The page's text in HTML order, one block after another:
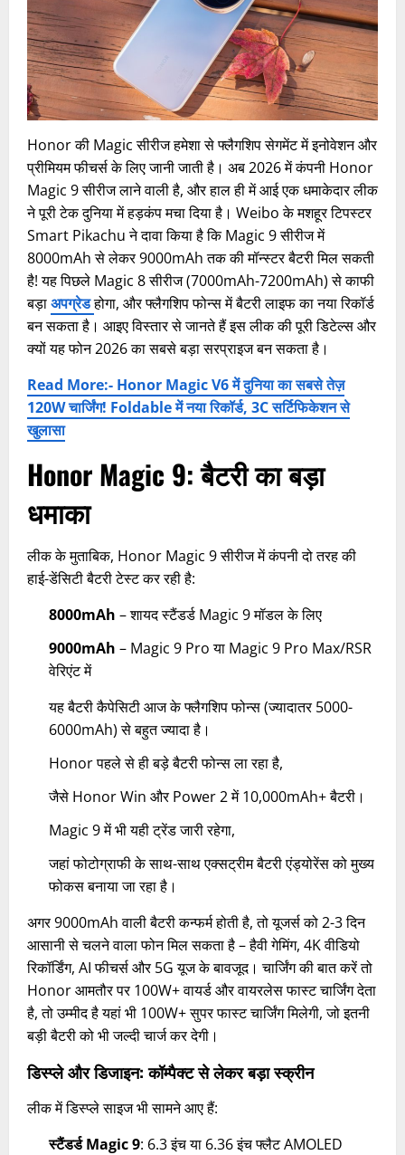
Honor की Magic सीरीज हमेशा से फ्लैगशिप सेगमेंट में इनोवेशन और
प्रीमियम फीचर्स के लिए जानी जाती है। अब 2026 में कंपनी Honor
Magic 9 सीरीज लाने वाली है, और हाल ही में आई एक धमाकेदार लीक
ने पूरी टेक दुनिया में हड़कंप मचा दिया है। Weibo के मशहूर टिपस्टर
Smart Pikachu ने दावा किया है कि Magic 9 सीरीज में
8000mAh से लेकर 9000mAh तक की मॉन्स्टर बैटरी मिल सकती
है! यह पिछले Magic 8 सीरीज (7000mAh-7200mAh) से काफी
बड़ाअपग्रेडहोगा, और फ्लैगशिप फोन्स में बैटरी लाइफ का नया रिकॉर्ड
बन सकता है। आइए विस्तार से जानते हैं इस लीक की पूरी डिटेल्स और
क्यों यह फोन 2026 का सबसे बड़ा सरप्राइज बन सकता है।
Read More:- Honor Magic V6 में दुनिया का सबसे तेज़
120W चार्जिंग! Foldable में नया रिकॉर्ड, 3C सर्टिफिकेशन से
खुलासा
Honor Magic 9:बैटरी का बड़ा
धमाका
लीक के मुताबिक, Honor Magic 9 सीरीज में कंपनी दो तरह की
हाई-डेंसिटी बैटरी टेस्ट कर रही है:
8000mAh – शायद स्टैंडर्ड Magic 9 मॉडल के लिए
9000mAh – Magic 9 Pro या Magic 9 Pro Max/RSR
वेरिएंट में
यह बैटरी कैपेसिटी आज के फ्लैगशिप फोन्स (ज्यादातर 5000-
6000mAh) से बहुत ज्यादा है।
Honor पहले से ही बड़े बैटरी फोन्स ला रहा है,
जैसे Honor Win और Power 2 में 10,000mAh+ बैटरी।
Magic 9 में भी यही ट्रेंड जारी रहेगा,
जहां फोटोग्राफी के साथ-साथ एक्सट्रीम बैटरी एंड्योरेंस को मुख्य
फोकस बनाया जा रहा है।
अगर 9000mAh वाली बैटरी कन्फर्म होती है, तो यूजर्स को 2-3 दिन
आसानी से चलने वाला फोन मिल सकता है – हैवी गेमिंग, 4K वीडियो
रिकॉर्डिंग, AI फीचर्स और 5G यूज के बावजूद। चार्जिंग की बात करें तो
Honor आमतौर पर 100W+ वायर्ड और वायरलेस फास्ट चार्जिंग देता
है, तो उम्मीद है यहां भी 100W+ सुपर फास्ट चार्जिंग मिलेगी, जो इतनी
बड़ी बैटरी को भी जल्दी चार्ज कर देगी।
डिस्प्ले और डिजाइन: कॉम्पैक्ट से लेकर बड़ा स्क्रीन
लीक में डिस्प्ले साइज भी सामने आए हैं:
स्टैंडर्ड Magic 9: 6.3 इंच या 6.36 इंच फ्लैट AMOLED